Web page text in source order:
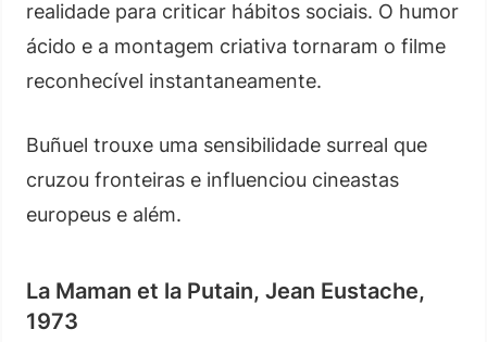
realidade para criticar hábitos sociais. O humor
ácido e a montagem criativa tornaram o filme
reconhecível instantaneamente.
Buñuel trouxe uma sensibilidade surreal que
cruzou fronteiras e influenciou cineastas
europeus e além.
La Maman et la Putain, Jean Eustache,
1973